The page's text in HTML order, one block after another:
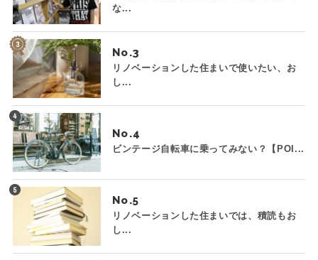
な...
No.
リノベーションした住まいで使いたい、お
し...
No.
ビンテージ自転車に乗ってみない？【POI...
No.
リノベーションした住まいでは、積読もお
し...